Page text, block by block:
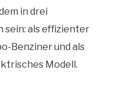
in drei
als effizienter
Benziner und als
Modell.